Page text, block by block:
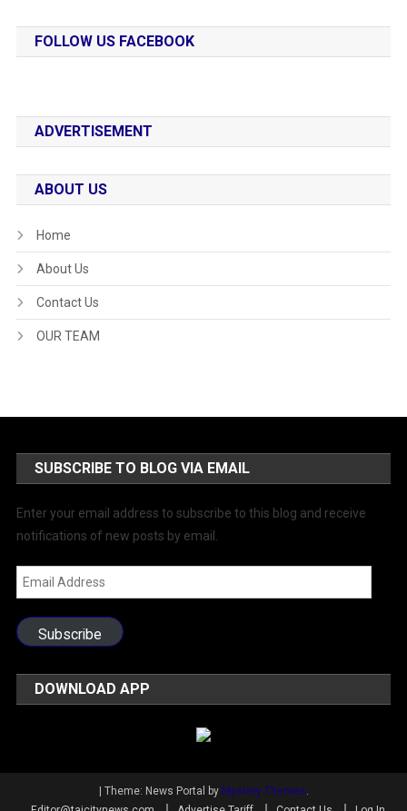
FOLLOW US FACEBOOK
ADVERTISEMENT
ABOUT US
Home
About Us
Contact Us
OUR TEAM
SUBSCRIBE TO BLOG VIA EMAIL
Enter your email address to subscribe to this blog and receive
notifications of new posts by email.
Email
Address
Subscribe
DOWNLOAD APP
Theme: News Portal by Mystery Themes.